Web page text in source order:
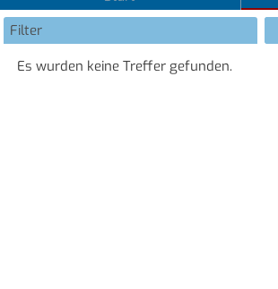
Filter
Es wurden keine Treffer gefunden.